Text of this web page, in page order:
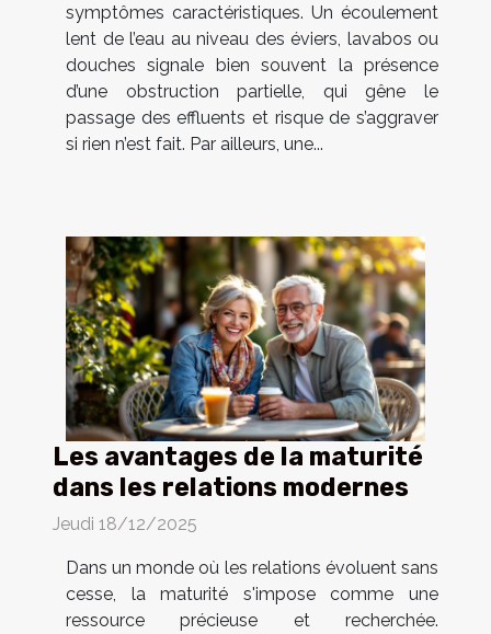
symptômes caractéristiques. Un écoulement
lent de l’eau au niveau des éviers, lavabos ou
douches signale bien souvent la présence
d’une obstruction partielle, qui gêne le
passage des effluents et risque de s’aggraver
si rien n’est fait. Par ailleurs, une...
Les avantages de la maturité
dans les relations modernes
Jeudi 18/12/2025
Dans un monde où les relations évoluent sans
cesse, la maturité s'impose comme une
ressource précieuse et recherchée.